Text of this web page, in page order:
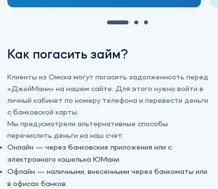
Как погасить займ?
Клиенты из Омска могут погасить задолженность перед
«‎ДжойМани» на нашем сайте. Для этого нужно войти в
личный кабинет по номеру телефона и перевести деньги
с банковской карты.
Мы предусмотрели альтернативные способы
перечислить деньги на наш счет:
Онлайн — через банковские приложения или с
электронного кошелька ЮМани.
Офлайн — наличными, внесенными через банкоматы или
в офисах банков.